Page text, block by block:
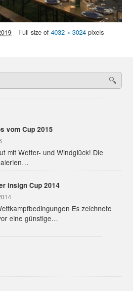
Full size of 4032 × 3024 pixels
vom Cup 2015
mit Wetter- und Windglück! Die
insign Cup 2014
Es zeichnete
eine günstige…